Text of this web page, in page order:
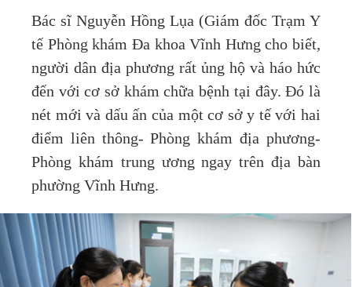
Bác sĩ Nguyễn Hồng Lụa (Giám đốc Trạm Y
tế Phòng khám Đa khoa Vĩnh Hưng cho biết,
người dân địa phương rất ủng hộ và háo hức
đến với cơ sở khám chữa bệnh tại đây. Đó là
nét mới và dấu ấn của một cơ sở y tế với hai
điểm liên thông- Phòng khám địa phương-
Phòng khám trung ương ngay trên địa bàn
phường Vĩnh Hưng.